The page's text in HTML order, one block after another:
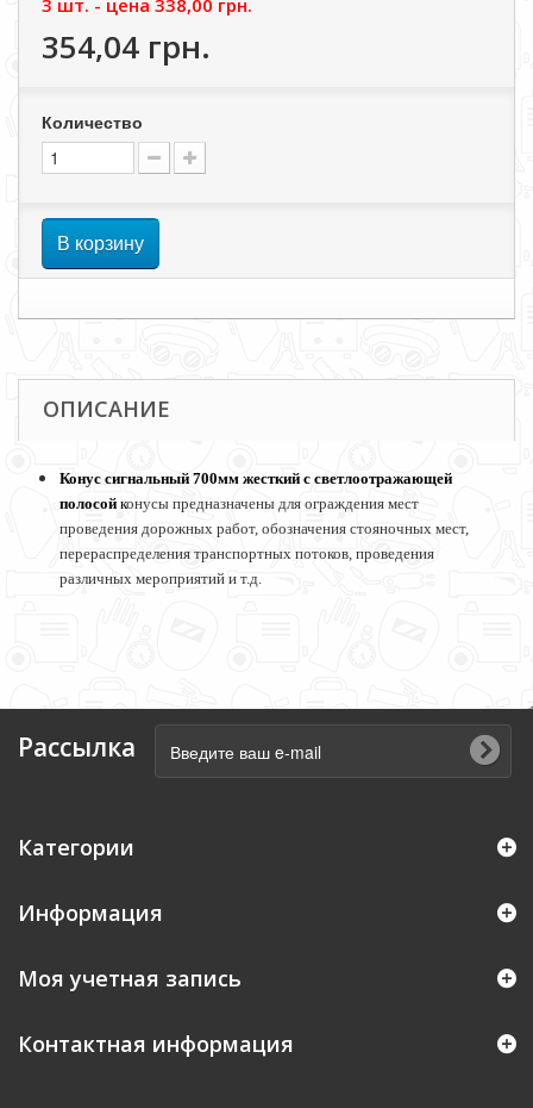
3 шт. - цена 338,00 грн.
354,04 грн.
Количество
В корзину
ОПИСАНИЕ
Конус сигнальный 700мм жесткий с светлоотражающей
полосой конусы предназначены для ограждения мест
проведения дорожных работ, обозначения стояночных мест,
перераспределения транспортных потоков, проведения
различных мероприятий и т.д.
Рассылка
Категории
Информация
Моя учетная запись
Контактная информация